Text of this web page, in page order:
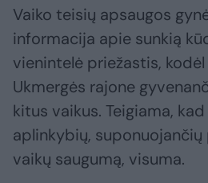
Vaiko teisių apsaugos
informacija apie sunkią
vienintelė priežastis,
Ukmergės rajone
kitus vaikus. Teigiama,
aplinkybių,
vaikų saugumą, visuma.